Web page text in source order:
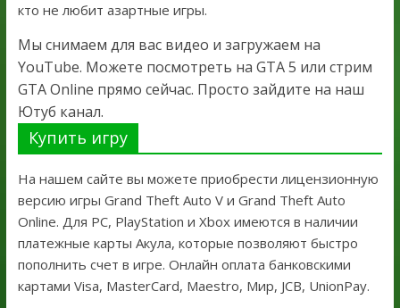
кто не любит азартные игры.
Мы снимаем для вас видео и загружаем на
YouTube. Можете посмотреть на GTA 5 или стрим
GTA Online прямо сейчас. Просто зайдите на наш
Ютуб канал.
Купить игру
На нашем сайте вы можете приобрести лицензионную
версию игры Grand Theft Auto V и Grand Theft Auto
Online. Для PC, PlayStation и Xbox имеются в наличии
платежные карты Акула, которые позволяют быстро
пополнить счет в игре. Онлайн оплата банковскими
картами Visa, MasterCard, Maestro, Мир, JCB, UnionPay.